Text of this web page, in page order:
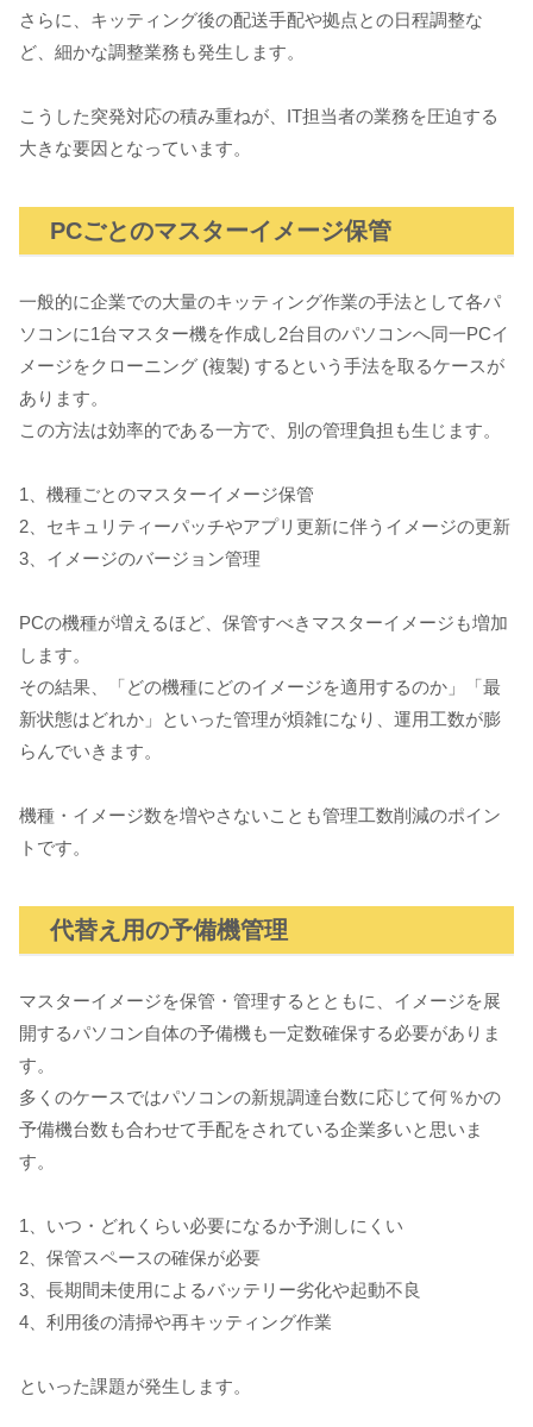
さらに、キッティング後の配送手配や拠点との日程調整な
ど、細かな調整業務も発生します。
こうした突発対応の積み重ねが、IT担当者の業務を圧迫する
大きな要因となっています。
PCごとのマスターイメージ保管
一般的に企業での大量のキッティング作業の手法として各パ
ソコンに1台マスター機を作成し2台目のパソコンへ同一PCイ
メージをクローニング (複製) するという手法を取るケースが
あります。
この方法は効率的である一方で、別の管理負担も生じます。
1、機種ごとのマスターイメージ保管
2、セキュリティーパッチやアプリ更新に伴うイメージの更新
3、イメージのバージョン管理
PCの機種が増えるほど、保管すべきマスターイメージも増加
します。
その結果、「どの機種にどのイメージを適用するのか」「最
新状態はどれか」といった管理が煩雑になり、運用工数が膨
らんでいきます。
機種・イメージ数を増やさないことも管理工数削減のポイン
トです。
代替え用の予備機管理
マスターイメージを保管・管理するとともに、イメージを展
開するパソコン自体の予備機も一定数確保する必要がありま
す。
多くのケースではパソコンの新規調達台数に応じて何％かの
予備機台数も合わせて手配をされている企業多いと思いま
す。
1、いつ・どれくらい必要になるか予測しにくい
2、保管スペースの確保が必要
3、長期間未使用によるバッテリー劣化や起動不良
4、利用後の清掃や再キッティング作業
といった課題が発生します。